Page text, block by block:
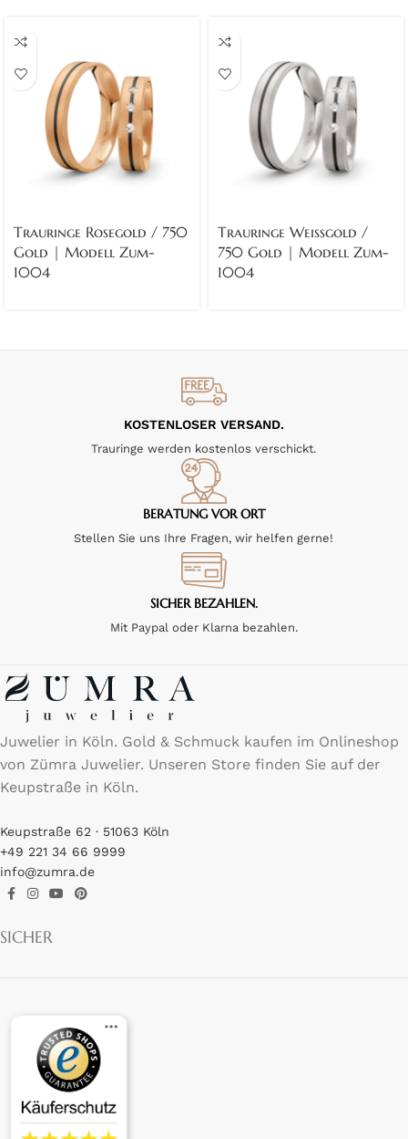
Trauringe Rosegold / 750
Gold | Modell Zum-
1004
Trauringe Weissgold /
750 Gold | Modell Zum-
1004
KOSTENLOSER VERSAND.
Trauringe werden kostenlos verschickt.
BERATUNG VOR ORT
Stellen Sie uns Ihre Fragen, wir helfen gerne!
SICHER BEZAHLEN.
Mit Paypal oder Klarna bezahlen.
Juwelier in Köln. Gold & Schmuck kaufen im Onlineshop
von Zümra Juwelier. Unseren Store finden Sie auf der
Keupstraße in Köln.
Keupstraße 62 · 51063 Köln
+49 221 34 66 9999
info@zumra.de
SICHER